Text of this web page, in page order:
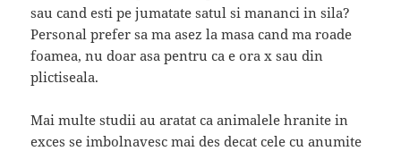
sau cand esti pe jumatate satul si mananci in sila?
Personal prefer sa ma asez la masa cand ma roade
foamea, nu doar asa pentru ca e ora x sau din
plictiseala.
Mai multe studii au aratat ca animalele hranite in
exces se imbolnavesc mai des decat cele cu anumite